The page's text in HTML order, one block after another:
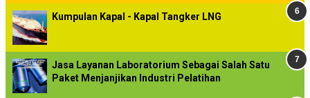
Kumpulan Kapal - Kapal Tangker LNG
Jasa Layanan Laboratorium Sebagai Salah Satu
Paket Menjanjikan Industri Pelatihan